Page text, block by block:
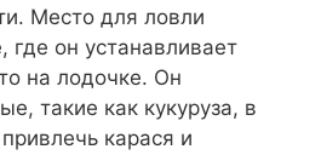
Место для ловли
где он устанавливает
на лодочке. Он
такие как кукуруза, в
карася и